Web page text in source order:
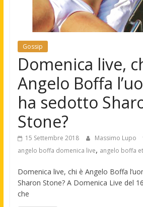
Gossip
Domenica live,
Angelo Boffa
ha sedotto
Stone?
15 Settembre 2018 Massimo Lupo
angelo boffa domenica live, angelo boffa
Domenica live, chi è Angelo Boffa
Sharon Stone? A Domenica Live del
che